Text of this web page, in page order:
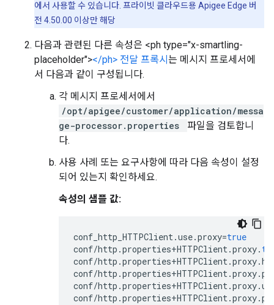
에서 사용할 수 있습니다. 프라이빗 클라우드용 Apigee Edge 버
전 4.50.00 이상만 해당
다음과 관련된 다른 속성은 <ph type="x-smartling-
placeholder"></ph> 전달 프록시 는 메시지 프로세서에
서 다음과 같이 구성됩니다.
각 메시지 프로세서에서
/opt/apigee/customer/application/messa
ge-processor.properties
파일을 검토합니
다.
사용 사례 또는 요구사항에 따라 다음 속성이 설정
되어 있는지 확인하세요.
속성의 샘플 값:
conf_http_HTTPClient.use.proxy=true
conf/http .properties+HTTPClient.proxy.
conf/http .properties+HTTPClient.proxy.
conf/http .properties+HTTPClient.proxy.
conf/http .properties+HTTPClient.proxy.
conf/http .properties+HTTPClient.proxy.